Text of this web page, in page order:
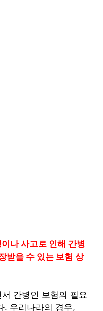
나 사고로 인해 간병
받을 수 있는 보험 상
간병인 보험의 필요
. 우리나라의 경우,